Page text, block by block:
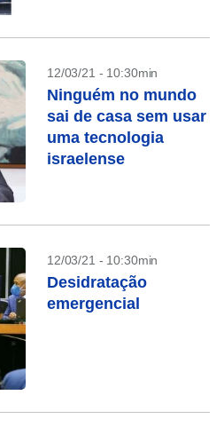
12/03/21 - 10:30min
Ninguém no mundo
sai de casa sem usar
uma tecnologia
israelense
12/03/21 - 10:30min
Desidratação
emergencial